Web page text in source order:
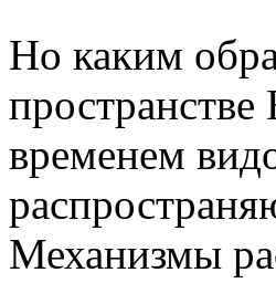
Но каким
пространстве
временем
Механизмы